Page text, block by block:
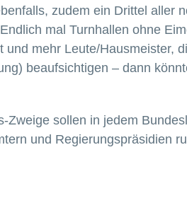
zudem ein Drittel aller
mal Turnhallen ohne
mehr Leute/Hausmeister,
beaufsichtigen – dann
Zweige sollen in jedem
und Regierungspräsidien